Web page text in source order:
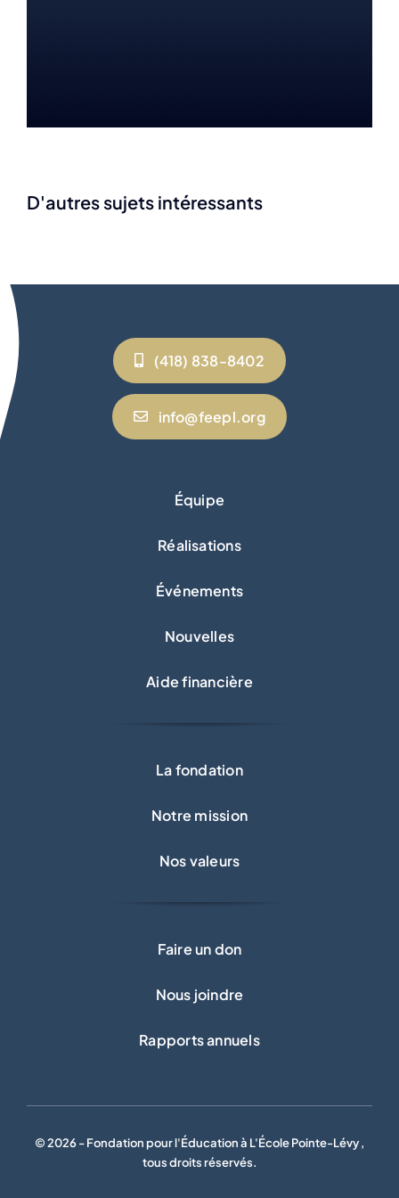
D'autres sujets intéressants
(418) 838-8402
info@feepl.org
Équipe
Réalisations
Événements
Nouvelles
Aide financière
La fondation
Notre mission
Nos valeurs
Faire un don
Nous joindre
Rapports annuels
© 2026 - Fondation pour l'Éducation à L'École Pointe-Lévy ,
tous droits réservés.